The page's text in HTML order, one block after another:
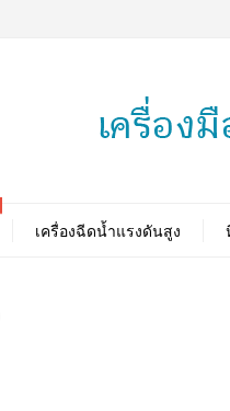
เครื่องฉีดน้ำแรงดันสูง